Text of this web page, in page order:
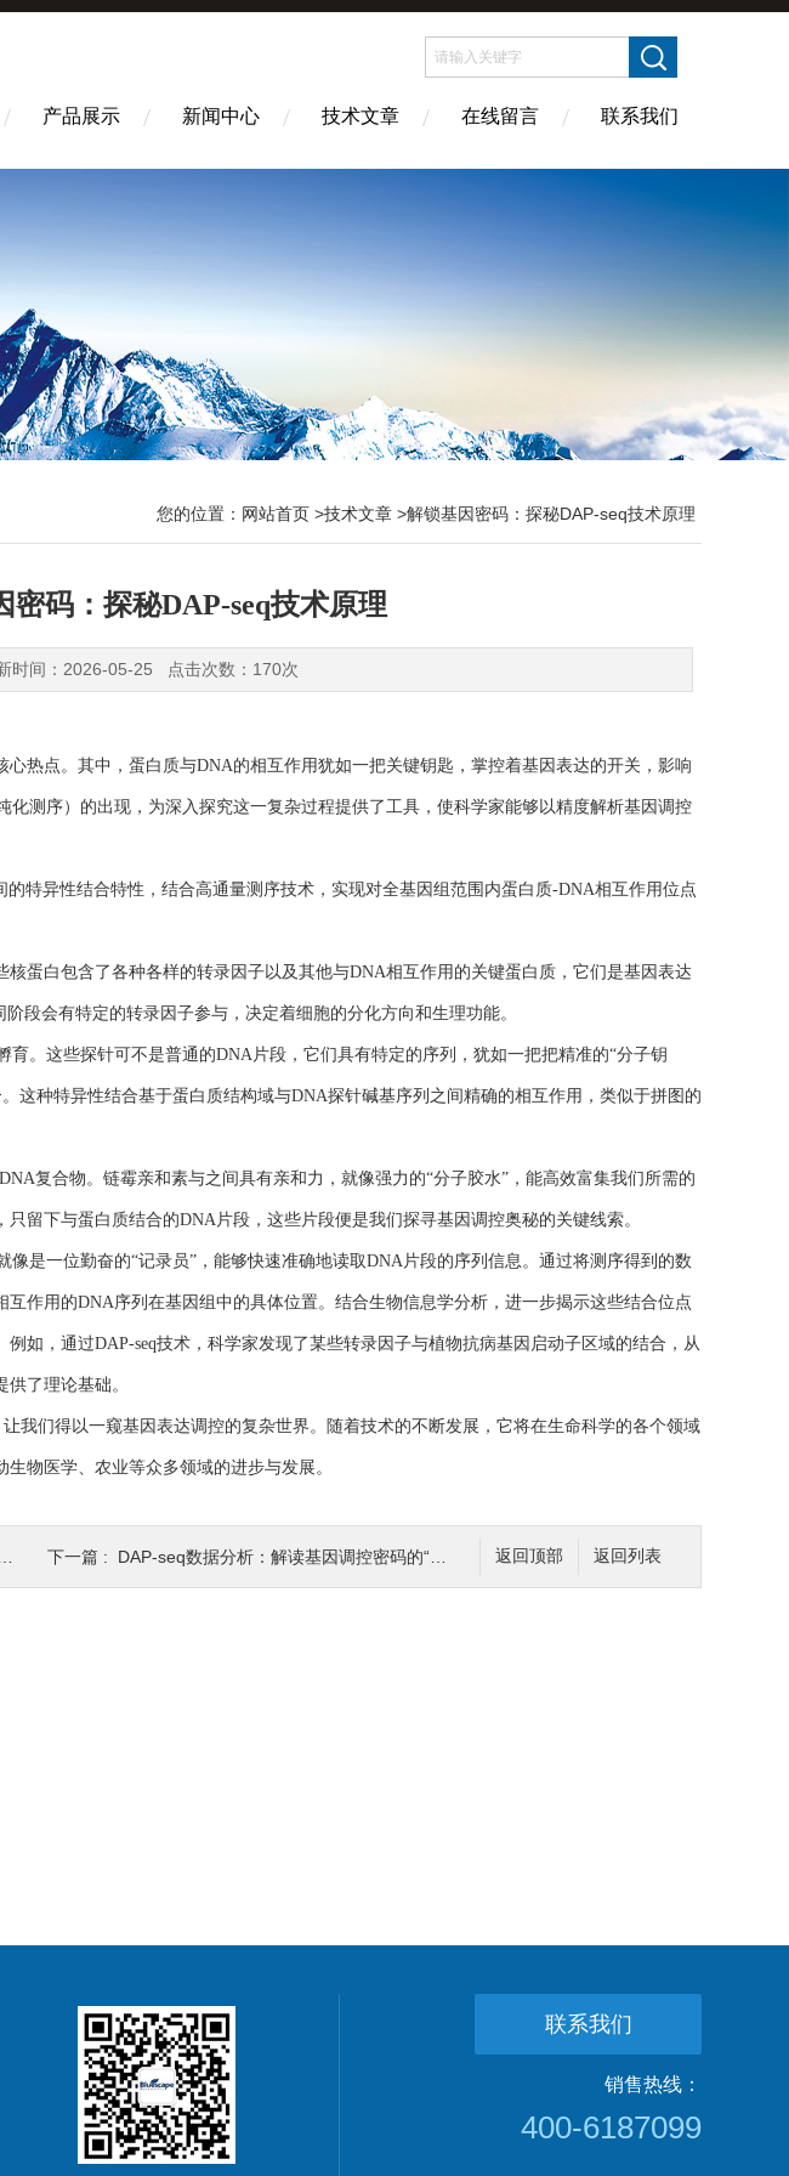
产品展示 新闻中心 技术文章 在线留言 联系我们
您的位置： 网站首页 >技术文章 >解锁基因密码：探秘DAP-seq技术原理
密码：探秘DAP-seq技术原理
时间：2026-05-25 点击次数：170次
点。其中，蛋白质与DNA的相互作用犹如一把关键钥匙，掌控着基因表达的开关，影响
测序）的出现，为深入探究这一复杂过程提供了工具，使科学家能够以精度解析基因调控
特异性结合特性，结合高通量测序技术，实现对全基因组范围内蛋白质-DNA相互作用位点
白包含了各种各样的转录因子以及其他与DNA相互作用的关键蛋白质，它们是基因表达
段会有特定的转录因子参与，决定着细胞的分化方向和生理功能。
这些探针可不是普通的DNA片段，它们具有特定的序列，犹如一把把精准的“分子钥
这种特异性结合基于蛋白质结构域与DNA探针碱基序列之间精确的相互作用，类似于拼图的
复合物。链霉亲和素与之间具有亲和力，就像强力的“分子胶水”，能高效富集我们所需的
留下与蛋白质结合的DNA片段，这些片段便是我们探寻基因调控奥秘的关键线索。
一位勤奋的“记录员”，能够快速准确地读取DNA片段的序列信息。通过将测序得到的数
作用的DNA序列在基因组中的具体位置。结合生物信息学分析，进一步揭示这些结合位点
如，通过DAP-seq技术，科学家发现了某些转录因子与植物抗病基因启动子区域的结合，从
了理论基础。
们得以一窥基因表达调控的复杂世界。随着技术的不断发展，它将在生命科学的各个领域
物医学、农业等众多领域的进步与发展。
返回列表
返回顶部
下一篇 : DAP-seq数据分析：解读基因调控密码的“解码器”
联系我们
销售热线：
400-6187099